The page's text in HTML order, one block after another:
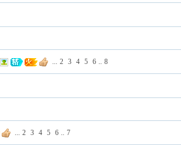
... 2 3 4 5 6 .. 8
... 2 3 4 5 6 .. 7